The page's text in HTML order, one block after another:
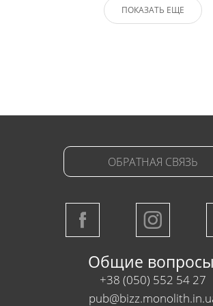
ПОКАЗАТЬ ЕЩЕ
ОБРАТНАЯ СВЯЗЬ
Общие
+38 (050) 552 54 27